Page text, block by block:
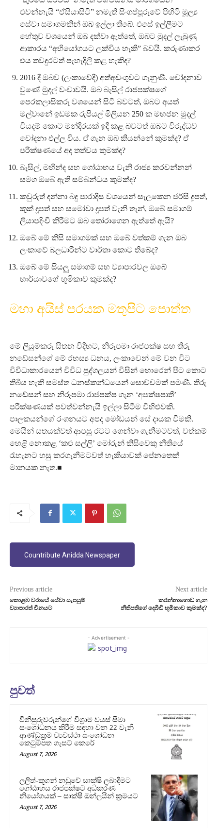
එවන්නැයි “ඒසියාසිටි” නමැති සිංගප්පූරුවේ පිහිටි මූල්‍ය
සේවා සමාගමකින් ඔබ ඉල්ලා තිබේ. එසේ ඉල්ලීමට
හේතුව වශයෙන් ඔබ දක්වා ඇත්තේ, ඔබට මුදල් ලැබුණු
ආකාරය “අභියෝගයට ලක්විය හැකි” බවයි. කරුණාකර
එය තවදුරටත් පැහැදිලි කළ හැකිද?
2016 දී ඔබව (ලංකාවේදී) අත්අඩංගුවට ගැනුණි. චෝදනාව
වුණේ මුදල් වංචාවයි. ඔබ බැසිල් රාජපක්ෂගේ
පෙරකලාසිකරු වශයෙන් සිටි බවටත්, ඔබට අයත්
මල්වානේ ඉඩමක රුපියල් මිලියන 250 ක මහජන මුදල්
වියදම් කොට මන්දිරයක් ඉදි කළ බවටත් ඔබට විරුද්ධව
චෝදනා එල්ල විය. ඒ ගැන ඔබ කියන්නේ කුමක්ද? ඒ
පරීක්ෂණයේ අද තත්වය කුමක්ද?
බැසිල්, මහින්ද සහ ගෝඨාභය වැනි රාජ්‍ය කරවන්නන්
සමග ඔබේ ඇති සම්බන්ධය කුමක්ද?
කවුරුත් දන්නා බදු පාරාදීස වශයෙන් සැලකෙන ජර්සි දූපත්,
කුක් දූපත් සහ සමෝවා දූපත් වැනි තැන්, ඔබේ සමාගම්
ලියාපදිංචි කිරීමට ඔබ තෝරාගෙන ඇත්තේ ඇයි?
ඔබේ මේ කිසි සමාගමක් සහ ඔබේ වත්කම් ගැන ඔබ
ලංකාවේ බලධාරීන්ට වාර්තා කොට තිබේද?
ඔබේ මේ සියලු සමාගම් සහ ව්‍යාපාරවල ඔබේ
භාර්යාවගේ භූමිකාව කුමක්ද?
මහා අයිස් පරයක මතුපිට පොත්ත
මේ ලියුම්කරු සිතන විදිහට, නිරූපමා රාජපක්ෂ සහ තිරු
නඩේසන්ගේ මේ රහස්‍ය ධනය, ලංකාවෙන් මේ වන විට
විවිධාකාරයෙන් විවිධ පුද්ගලයන් විසින් හොරෙන් පිට කොට
තිබිය හැකි සමස්ත ධනස්කන්ධයෙන් සොච්චමක් පමණි. තිරු
නඩේසන් සහ නිරූපමා රාජපක්ෂ ගැන ‘අපක්ෂපාතී’
පරීක්ෂණයක් පවත්වන්නැයි ඉල්ලා සිටීම විහිළුවකි.
පාලකයන්ගේ රංගනයට අපද මෝඩයන් සේ දායක වීමකි.
මෙයින් සතයක්වත් ආපසු රටට ගෙන්වා ගැනීමටවත්, වත්කම්
හෙළි නොකළ ‘කළු සල්ලි’ මෝරුන් කිසිවෙකු නීතියේ
රැහැනට හසු කරගැනීමටවත් හැකියාවක් පේනතෙක්
මානයක නැත.■
Countribute Anidda Newspaper
Previous article
කොළඹ වරායේ සේවා සැපයුම්
ව්‍යාපාරත් චීනයට
Next article
කරන්නාගොඩ ගැන
නීතිපතිගේ දෙබිඩි භූමිකාව කුමක්ද?
- Advertisement -
පුවත්
විනිසුරුවරුන්ගේ විශ්‍රාම වයස් සීමා
සංශෝධනය කිරීම සඳහා වන 22 වැනි
ආණ්ඩුක්‍රම ව්‍යවස්ථා සංශෝධන
කෙටුම්පත ගැසට් කෙරේ
August 7, 2026
ලලිත්-කූගන් නඩුවේ සාක්ෂි ලබාදීමට
ගෝඨාභය රාජපක්ෂට අධිකරණ
නියෝගයක් – සාක්ෂි ඔන්ලයින් ක්‍රමයට
August 7, 2026